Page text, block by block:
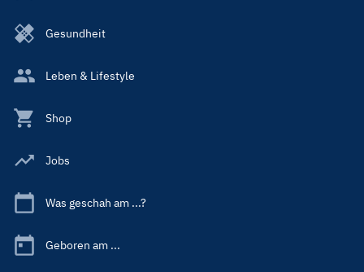
Gesundheit
Leben & Lifestyle
Shop
Jobs
Was geschah am ...?
Geboren am ...